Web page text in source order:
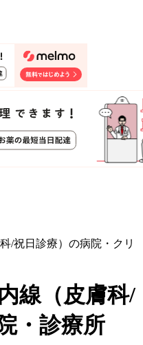
/祝日診療）の病院・クリ
線（皮膚科/
・診療所